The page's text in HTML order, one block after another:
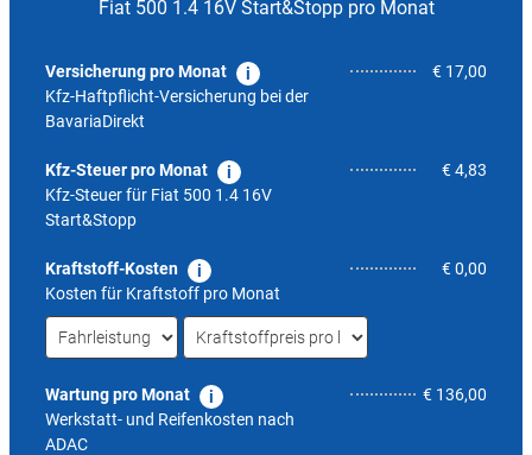
Fiat 500 1.4 16V Start&Stopp pro Monat
Versicherung pro Monat
Kfz-Haftpflicht-Versicherung bei der
BavariaDirekt
€ 17,00
Kfz-Steuer pro Monat
Kfz-Steuer für Fiat 500 1.4 16V
Start&Stopp
€ 4,83
Kraftstoff-Kosten
Kosten für Kraftstoff pro Monat
€ 0,00
Wartung pro Monat
Werkstatt- und Reifenkosten nach
ADAC
€ 136,00